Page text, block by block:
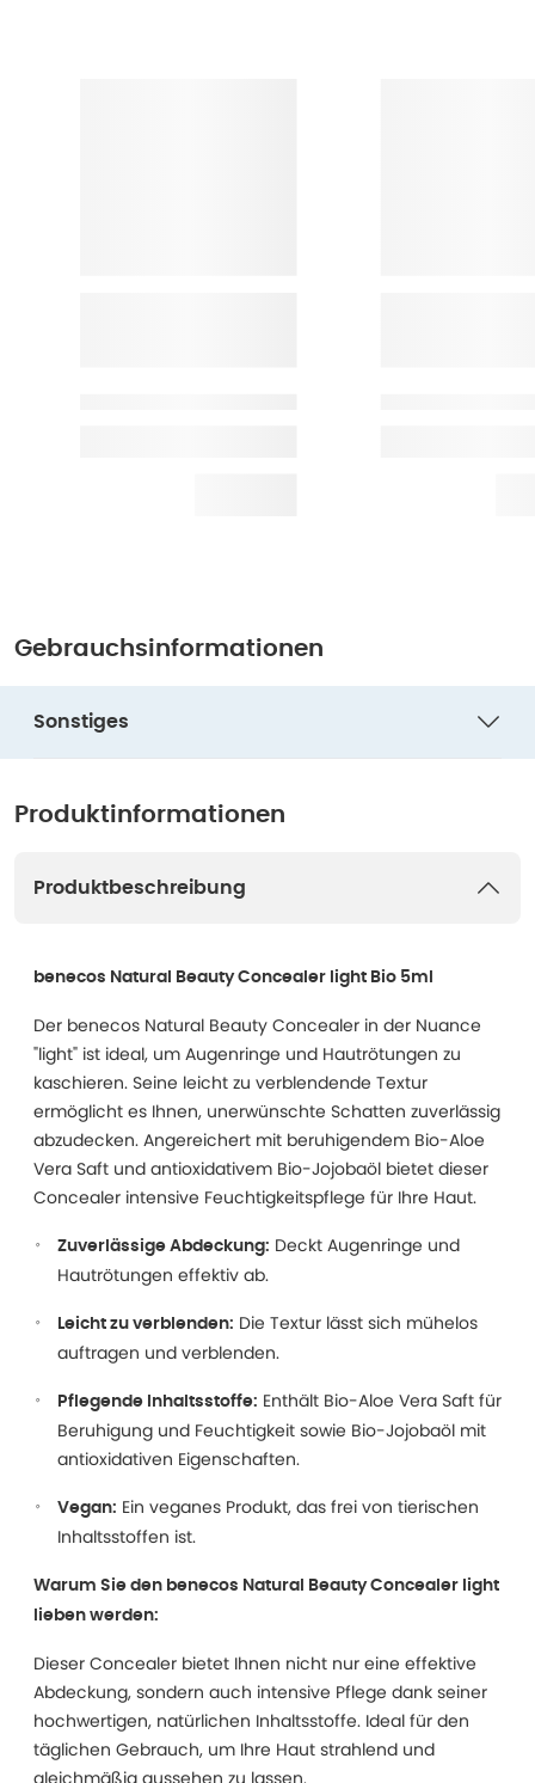
Gebrauchsinformationen
Sonstiges
Produktinformationen
Produktbeschreibung
benecos Natural Beauty Concealer light Bio 5ml
Der benecos Natural Beauty Concealer in der Nuance
"light" ist ideal, um Augenringe und Hautrötungen zu
kaschieren. Seine leicht zu verblendende Textur
ermöglicht es Ihnen, unerwünschte Schatten zuverlässig
abzudecken. Angereichert mit beruhigendem Bio-Aloe
Vera Saft und antioxidativem Bio-Jojobaöl bietet dieser
Concealer intensive Feuchtigkeitspflege für Ihre Haut.
Zuverlässige Abdeckung: Deckt Augenringe und
Hautrötungen effektiv ab.
Leicht zu verblenden: Die Textur lässt sich mühelos
auftragen und verblenden.
Pflegende Inhaltsstoffe: Enthält Bio-Aloe Vera Saft für
Beruhigung und Feuchtigkeit sowie Bio-Jojobaöl mit
antioxidativen Eigenschaften.
Vegan: Ein veganes Produkt, das frei von tierischen
Inhaltsstoffen ist.
Warum Sie den benecos Natural Beauty Concealer light
lieben werden:
Dieser Concealer bietet Ihnen nicht nur eine effektive
Abdeckung, sondern auch intensive Pflege dank seiner
hochwertigen, natürlichen Inhaltsstoffe. Ideal für den
täglichen Gebrauch, um Ihre Haut strahlend und
gleichmäßig aussehen zu lassen.